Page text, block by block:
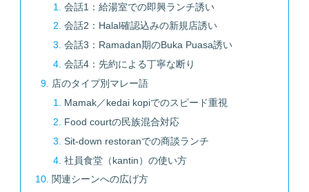
会話1：給湯室での即興ランチ誘い
会話2：Halal確認込みの新規店誘い
会話3：Ramadan期のBuka Puasa誘い
会話4：先約による丁寧な断り
店のタイプ別マレー語
Mamak／kedai kopiでのスピード重視
Food courtの民族混合対応
Sit-down restoranでの商談ランチ
社員食堂（kantin）の使い方
関連シーンへの広げ方